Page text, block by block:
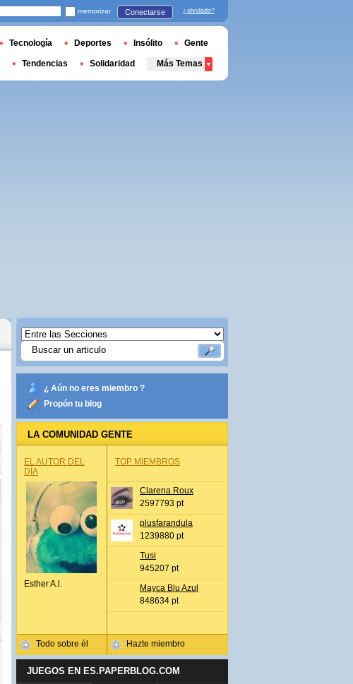
¿ Aún no eres miembro ?
Propón tu blog
LA COMUNIDAD GENTE
EL AUTOR DEL
DÍA
Esther A.l.
Todo sobre él
TOP MIEMBROS
Clarena Roux
2597793 pt
plusfarandula
1239880 pt
Tusi
945207 pt
Mayca Blu Azul
848634 pt
Hazte miembro
JUEGOS EN ES.PAPERBLOG.COM
memorizar Conectarse ¿olvidado?
Tecnología Deportes Insólito Gente
Tendencias Solidaridad Más Temas